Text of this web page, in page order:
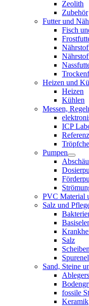
Zeolith
Zubehör
Futter und
Fisch
Heizen und
Heizen
Kühlen
Messen,
ICP
Pumpen
PVC Material
Salz und
Salz
Sand, Steine
fossile
Keramik